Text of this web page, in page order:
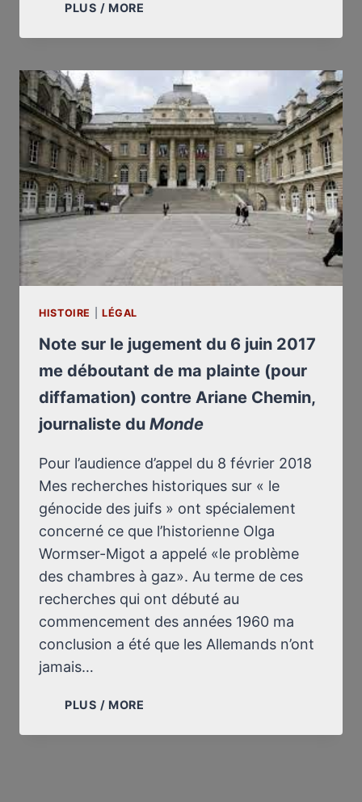
PLUS / MORE
LE
JUGEMENT
DU
6
JUIN
2017
DE
LA
XVIIE
CHAMBRE
DU
TRIBUNAL
DE
DE
PARIS
HISTOIRE LÉGAL
Note sur le jugement du 6 juin 2017
me déboutant de ma plainte (pour
diffamation) contre Ariane Chemin,
journaliste du Monde
Pour l’audience d’appel du 8 février 2018
Mes recherches historiques sur « le
génocide des juifs » ont spécialement
concerné ce que l’historienne Olga
Wormser-Migot a appelé «le problème
des chambres à gaz». Au terme de ces
recherches qui ont débuté au
commencement des années 1960 ma
conclusion a été que les Allemands n’ont
jamais…
PLUS / MORE
LE